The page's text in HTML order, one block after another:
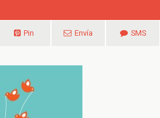
Pin Envía SMS